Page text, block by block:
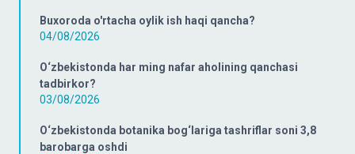
Buxoroda o'rtacha oylik ish haqi qancha?
04/08/2026
O‘zbekistonda har ming nafar aholining qanchasi
tadbirkor?
03/08/2026
O‘zbekistonda botanika bog‘lariga tashriflar soni 3,8
barobarga oshdi